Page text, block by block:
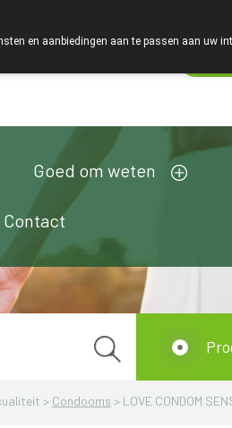
Goed om weten
Contact
> Condooms > LOVE CONDOM
en aanbiedingen aan te passen aan uw